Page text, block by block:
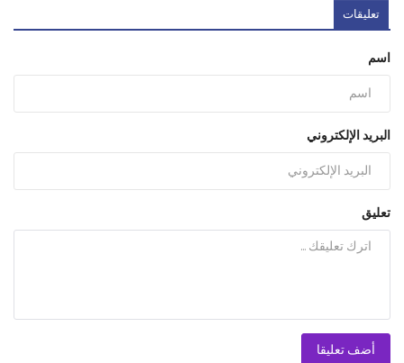
تعليقات
اسم
البريد الإلكتروني
تعليق
أضف تعليقا